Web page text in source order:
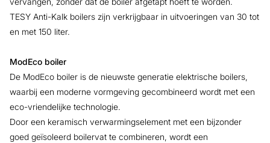
TESY Anti-Kalk boilers zijn verkrijgbaar in uitvoeringen van 30 tot
en met 150 liter.
ModEco boiler
De ModEco boiler is de nieuwste generatie elektrische boilers,
waarbij een moderne vormgeving gecombineerd wordt met een
eco-vriendelijke technologie.
Door een keramisch verwarmingselement met een bijzonder
goed geïsoleerd boilervat te combineren, wordt een